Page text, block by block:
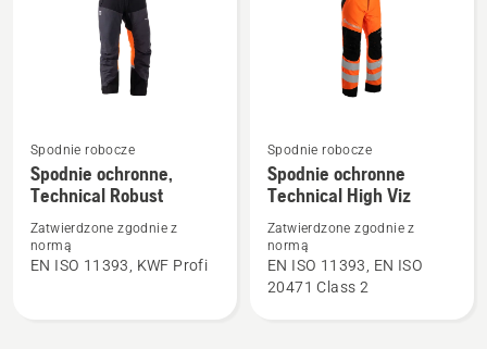
Zobacz
więcej
szczegółów
Spodnie
Spodnie robocze
Spodnie ochronne,
Technical Robust
Zatwierdzone zgodnie z
normą
EN ISO 11393, KWF Profi
Zobacz
więcej
szczegółów
Spodnie
ochronne
Spodnie robocze
Spodnie ochronne
Technical High Viz
Zatwierdzone zgodnie z
normą
EN ISO 11393, EN ISO
20471 Class 2